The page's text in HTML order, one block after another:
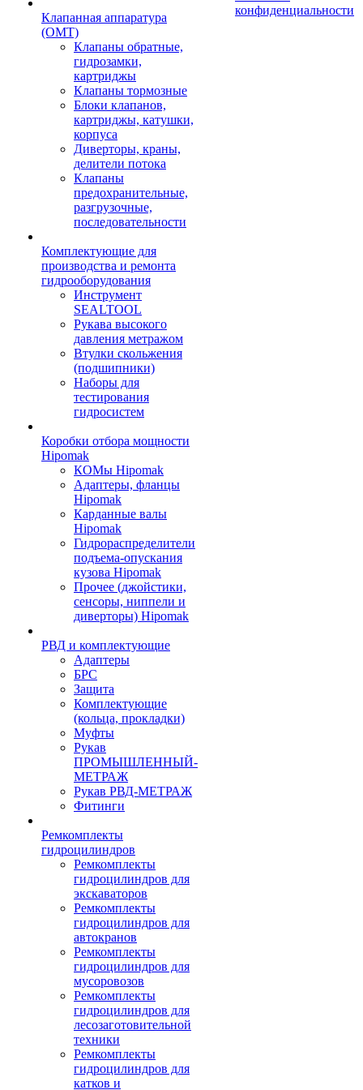
Клапанная аппаратура
(OMT)
Клапаны обратные,
гидрозамки,
картриджы
Клапаны тормозные
Блоки клапанов,
картриджы, катушки,
корпуса
Диверторы, краны,
делители потока
Клапаны
предохранительные,
разгрузочные,
последовательности
Комплектующие для
производства и ремонта
гидрооборудования
Инструмент
SEALTOOL
Рукава высокого
давления метражом
Втулки скольжения
(подшипники)
Наборы для
тестирования
гидросистем
Коробки отбора мощности
Hipomak
КОМы Hipomak
Адаптеры, фланцы
Hipomak
Карданные валы
Hipomak
Гидрораспределители
подъема-опускания
кузова Hipomak
Прочее (джойстики,
сенсоры, ниппели и
диверторы) Hipomak
РВД и комплектующие
Адаптеры
БРС
Защита
Комплектующие
(кольца, прокладки)
Муфты
Рукав
ПРОМЫШЛЕННЫЙ-
МЕТРАЖ
Рукав РВД-МЕТРАЖ
Фитинги
Ремкомплекты
гидроцилиндров
Ремкомплекты
гидроцилиндров для
экскаваторов
Ремкомплекты
гидроцилиндров для
автокранов
Ремкомплекты
гидроцилиндров для
мусоровозов
Ремкомплекты
гидроцилиндров для
лесозаготовительной
техники
Ремкомплекты
гидроцилиндров для
катков и
конфиденциальности